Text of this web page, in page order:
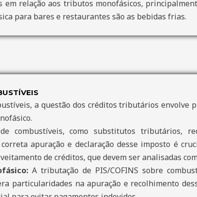
relação aos tributos monofásicos,
para bares e restaurantes são as bebidas frias.
a questão dos créditos tributários
combustíveis, como substitutos tributários,
correta apuração e declaração desse imposto é
de créditos, que devem ser analisadas
A tributação de PIS/COFINS sobre
particularidades na apuração e recolhimento